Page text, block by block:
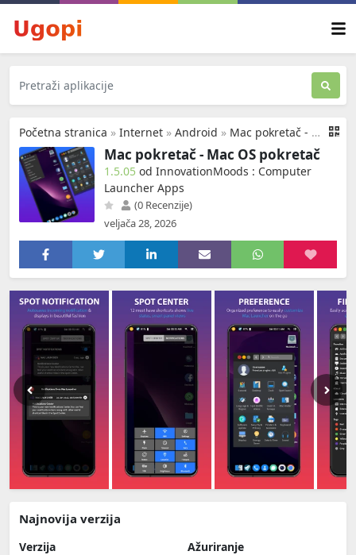
Početna stranica » Internet » Android » Mac pokretač - Mac OS pokretač
Mac pokretač - Mac OS pokretač
1.5.05 od InnovationMoods : Computer
Launcher Apps
(0 Recenzije)
veljača 28, 2026
Najnovija verzija
Verzija
Ažuriranje